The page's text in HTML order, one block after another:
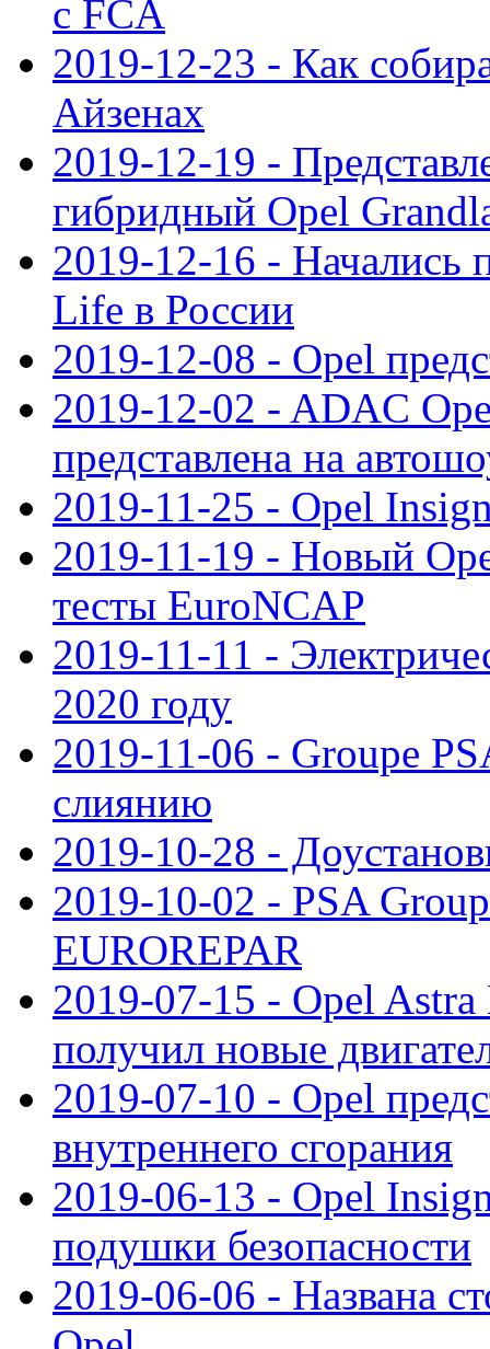
с FCA
2019-12-23 - Как
Айзенах
2019-12-19 -
гибридный Opel
2019-12-16 - Начались
Life в России
2019-12-08 - Opel
2019-12-02 - ADAC
представлена на
2019-11-25 - Opel
2019-11-19 - Новый
тесты EuroNCAP
2019-11-11 -
2020 году
2019-11-06 - Groupe
слиянию
2019-10-28 -
2019-10-02 - PSA
EUROREPAR
2019-07-15 - Opel Astra
получил новые
2019-07-10 - Opel
внутреннего сгорания
2019-06-13 - Opel
подушки безопасности
2019-06-06 - Названа